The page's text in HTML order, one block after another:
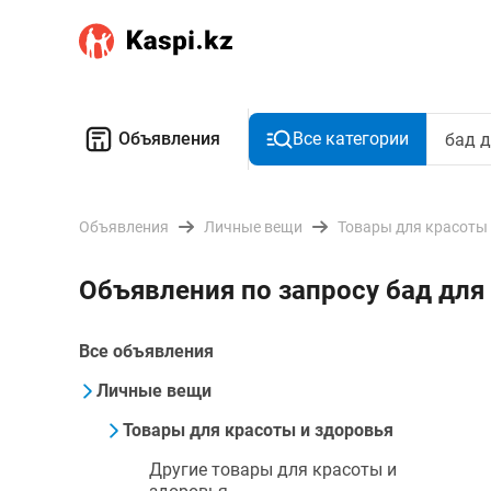
Объявления Все категории
Объявления Личные вещи Товары для красоты
Объявления по запросу бад
Все объявления
Личные вещи
Товары для красоты и здоровья
Другие товары для красоты и